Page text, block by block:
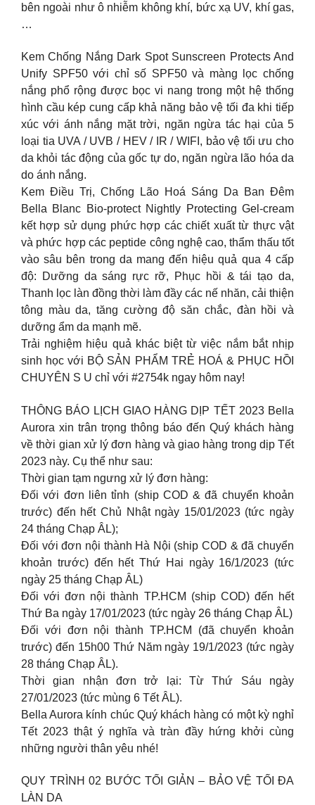
bên ngoài như ô nhiễm không khí, bức xạ UV, khí gas,
…
Kem Chống Nắng Dark Spot Sunscreen Protects And
Unify SPF50 với chỉ số SPF50 và màng lọc chống
nắng phổ rộng được bọc vi nang trong một hệ thống
hình cầu kép cung cấp khả năng bảo vệ tối đa khi tiếp
xúc với ánh nắng mặt trời, ngăn ngừa tác hại của 5
loại tia UVA / UVB / HEV / IR / WIFI, bảo vệ tối ưu cho
da khỏi tác động của gốc tự do, ngăn ngừa lão hóa da
do ánh nắng.
Kem Điều Trị, Chống Lão Hoá Sáng Da Ban Đêm
Bella Blanc Bio-protect Nightly Protecting Gel-cream
kết hợp sử dụng phức hợp các chiết xuất từ thực vật
và phức hợp các peptide công nghệ cao, thẩm thấu tốt
vào sâu bên trong da mang đến hiệu quả qua 4 cấp
độ: Dưỡng da sáng rực rỡ, Phục hồi & tái tạo da,
Thanh lọc làn đồng thời làm đầy các nế nhăn, cải thiện
tông màu da, tăng cường độ săn chắc, đàn hồi và
dưỡng ẩm da mạnh mẽ.
Trải nghiệm hiệu quả khác biệt từ việc nắm bắt nhịp
sinh học với BỘ SẢN PHẨM TRẺ HOÁ & PHỤC HỒI
CHUYÊN S U chỉ với #2754k ngay hôm nay!
THÔNG BÁO LỊCH GIAO HÀNG DỊP TẾT 2023 Bella
Aurora xin trân trọng thông báo đến Quý khách hàng
về thời gian xử lý đơn hàng và giao hàng trong dịp Tết
2023 này. Cụ thể như sau:
Thời gian tạm ngưng xử lý đơn hàng:
Đối với đơn liên tỉnh (ship COD & đã chuyển khoản
trước) đến hết Chủ Nhật ngày 15/01/2023 (tức ngày
24 tháng Chạp ÂL);
Đối với đơn nội thành Hà Nội (ship COD & đã chuyển
khoản trước) đến hết Thứ Hai ngày 16/1/2023 (tức
ngày 25 tháng Chạp ÂL)
Đối với đơn nội thành TP.HCM (ship COD) đến hết
Thứ Ba ngày 17/01/2023 (tức ngày 26 tháng Chạp ÂL)
Đối với đơn nội thành TP.HCM (đã chuyển khoản
trước) đến 15h00 Thứ Năm ngày 19/1/2023 (tức ngày
28 tháng Chạp ÂL).
Thời gian nhận đơn trở lại: Từ Thứ Sáu ngày
27/01/2023 (tức mùng 6 Tết ÂL).
Bella Aurora kính chúc Quý khách hàng có một kỳ nghỉ
Tết 2023 thật ý nghĩa và tràn đầy hứng khởi cùng
những người thân yêu nhé!
QUY TRÌNH 02 BƯỚC TỐI GIẢN – BẢO VỆ TỐI ĐA
LÀN DA